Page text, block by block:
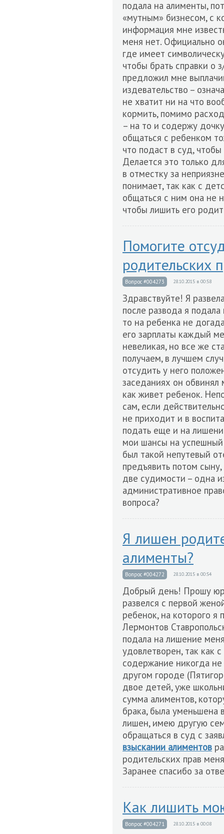
подала на алименты,
«мутным» бизнесом, с
информация мне
меня нет. Официально
где имеет
чтобы брать справки о
предложил мне
издевательство –
не хватит ни на что
кормить, помимо
– на то и содержу
общаться с ребенком
что подаст в суд,
Делается это только
в отместку за
понимает, так как с
общаться с ним она не
чтобы лишить его
Помогите
родительских
Вопрос #004273 28.10.2015 в 00:58
Здравствуйте! Я
после развода я
то на ребенка не
его зарплаты каждый
невеликая, но все же
получаем, в лучшем
отсудить у него
заседаниях он
как живет ребенок.
сам, если
не приходит и в
подать еще и на
мои шансы на
был такой непутевый
предъявить потом
две судимости – одна
административное
вопроса?
Я лишен
алименты?
Вопрос #004272 28.10.2015 в 00:54
Добрый день! Прошу
развелся с первой
ребенок, на которого я
Лермонтов
подала на лишение
удовлетворен, так как
содержание никогда
другом городе
двое детей, уже
сумма алиментов,
брака, была уменьшена
лишен, имею другую
обращаться в суд с
взыскании алиментов
родительских прав
Заранее спасибо за
Как лишить
Вопрос #004271 28.10.2015 в 00:08